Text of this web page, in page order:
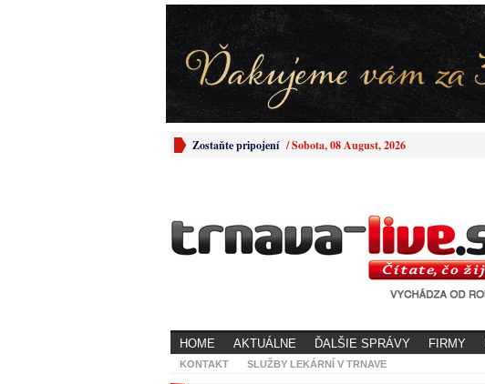
Zostaňte pripojení /Sobota, 08 August, 2026
HOME AKTUÁLNE ĎALŠIE SPRÁVY FIRMY
KONTAKT SLUŽBY LEKÁRNÍ V TRNAVE